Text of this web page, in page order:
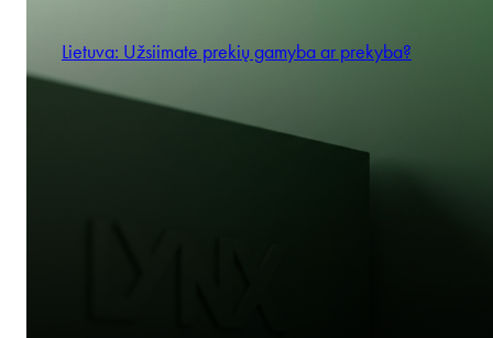
Lietuva: Užsiimate prekių gamyba ar prekyba?